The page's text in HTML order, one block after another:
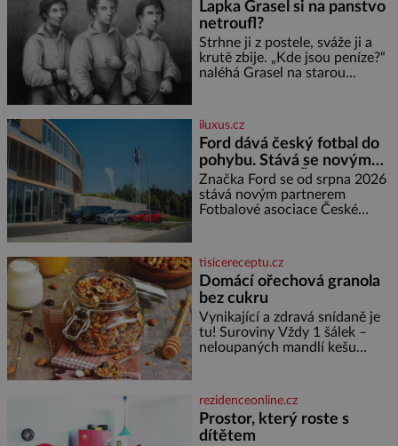
díky stovkám let pečlivého
šlechtění se z ní stává zelenina,
bez které si českou zahradu ani
nedokážeme představit. Její
příběh je
Lapka Grasel si na panstvo
netroufl?
Strhne ji z postele, sváže ji a
krutě zbije. „Kde jsou peníze?“
naléhá Grasel na starou
nemůže, protože žádné nemá,
spokojí se lupič s několika
měďáky a štůčky látky. Zraněná
žena pár dní nato umírá. Je to
muž nebývale krutý. Jeho činy
budí hrůzu ještě dlouho po jeho
smrti
iluxus.cz
Ford dává český fotbal do
pohybu. Stává se novým
partnerem FAČR
Značka Ford se od srpna 2026
stává novým partnerem
Fotbalové asociace České
asociace, reprezentačních týmů
i českého fotbalu v regionech.
Partner
tisicereceptu.cz
Domácí ořechová granola
bez cukru
Vynikající a zdravá snídaně je
tu! Suroviny Vždy 1 šálek –
neloupaných mandlí kešu
semínek dýně rozinek 3 šálky
ovesných vloček 1 lžíce mlet
rezidenceonline.cz
Prostor, který roste s
dítětem